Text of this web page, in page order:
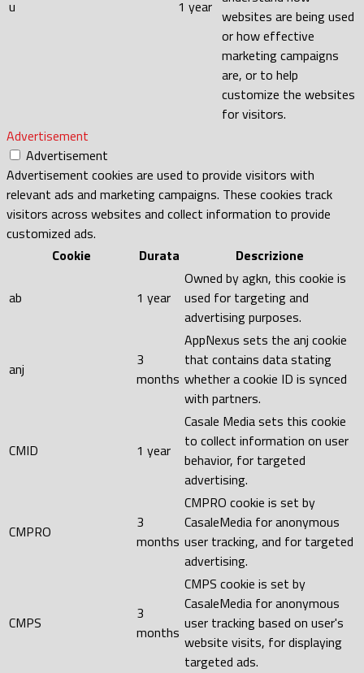
u 1 year websites are being used
or how effective
marketing campaigns
are, or to help
customize the websites
for visitors.
Advertisement
Advertisement
Advertisement cookies are used to provide visitors with
relevant ads and marketing campaigns. These cookies track
visitors across websites and collect information to provide
customized ads.
Cookie
Durata Descrizione
ab 1 year
Owned by agkn, this cookie is
used for targeting and
advertising purposes.
anj
3
months
AppNexus sets the anj cookie
that contains data stating
whether a cookie ID is synced
with partners.
CMID 1 year
Casale Media sets this cookie
to collect information on user
behavior, for targeted
advertising.
CMPRO
3
months
CMPRO cookie is set by
CasaleMedia for anonymous
user tracking, and for targeted
advertising.
CMPS
3
months
CMPS cookie is set by
CasaleMedia for anonymous
user tracking based on user's
website visits, for displaying
targeted ads.